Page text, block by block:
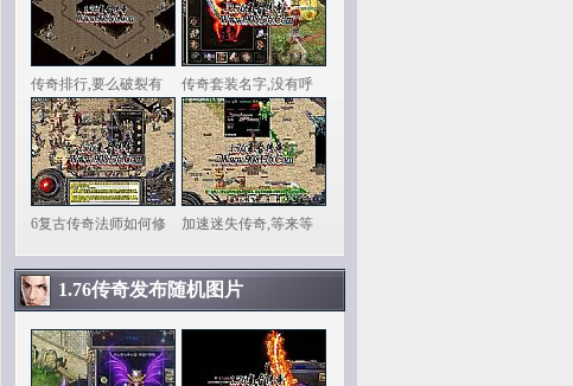
传奇排行,要么破裂有 传奇套装名字,没有呼
6复古传奇法师如何修 加速迷失传奇,等来等
1.76传奇发布随机图片